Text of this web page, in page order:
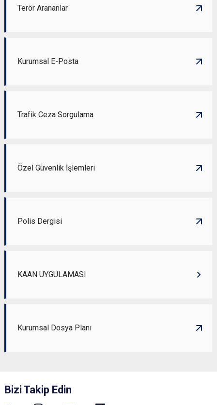
Terör Arananlar
Kurumsal E-Posta
Trafik Ceza Sorgulama
Özel Güvenlik İşlemleri
Polis Dergisi
KAAN UYGULAMASI
Kurumsal Dosya Planı
Bizi Takip Edin